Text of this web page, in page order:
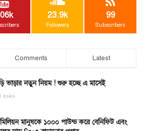
23.9k
Followers
99
Subscribers
Comments Latest
ভাড়ার নতুন নিয়ম ! শুরু হচ্ছে এ মাসেই
২০২০
মিলিয়ন মানুষকে ১০০০ পাউন্ড করে বেনিফিট এবং